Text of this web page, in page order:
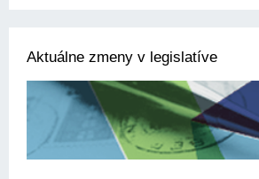
Aktuálne zmeny v legislatíve